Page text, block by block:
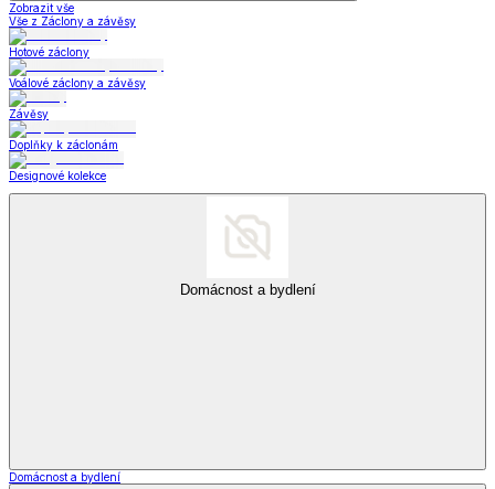
Zobrazit vše
Vše z Záclony a závěsy
Hotové záclony
Voálové záclony a závěsy
Závěsy
Doplňky k záclonám
Designové kolekce
Domácnost a bydlení
Domácnost a bydlení